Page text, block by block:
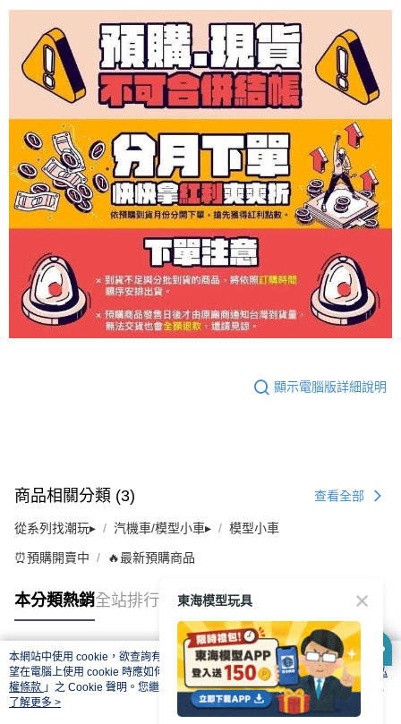
顯示電腦版詳細說明
商品相關分類 (3) 查看全部
從系列找潮玩▸ 汽機車/模型小車▸ 模型小車
⏰預購開賣中 🔥最新預購商品
本分類熱銷全站排行
熱門標籤
本網站中使用 cookie，欲查詢有關本網站使用 cookie 方式之詳情，及若您不希
望在電腦上使用 cookie 時應如何變更電腦的 cookie 設定，請參閱本網站「
隱私
權條款 」之 Cookie 聲明。您繼續使用本網站即表示您同意本公司得按本網站使
用條款之 Cookie 聲明使用 cookie。
了解更多 >
東海模型玩具